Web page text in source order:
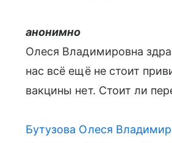
анонимно
Олеся Владимировна
нас всё ещё не стоит
вакцины нет. Стоит ли
Бутузова Олеся